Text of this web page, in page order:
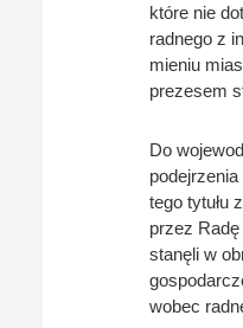
które nie
radnego z
mieniu
prezesem
Do
tego tytułu
przez
stanęli w
wobec